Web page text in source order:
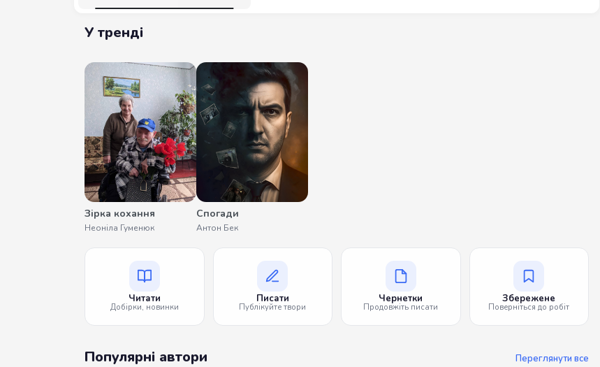
У тренді
Зірка кохання
Неоніла Гуменюк
Спогади
Антон Бек
Читати
Добірки, новинки
Писати
Публікуйте твори
Чернетки
Продовжіть писати
Збережене
Поверніться до робіт
Популярні автори Переглянути все